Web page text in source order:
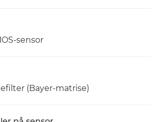
sensor
(Bayer-matrise)